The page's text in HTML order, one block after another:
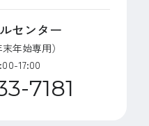
センター
年始専用）
17:00
7181